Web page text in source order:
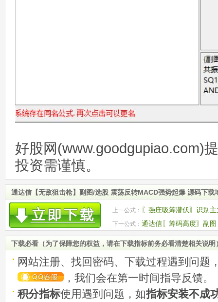
好股网(www.goodgupiao.com)
投资需谨慎。
通达信【无敌狙击枪】副图/选股 震荡反转MACD强势起爆 源码下载
上一公式： 〖强庄吸筹潜伏〗识别
的关键潜伏期
下一公式： 通达信〖筹码高度〗副
活跃度 源码
下载必看（为了保障您的权益，请在下载指标前务必看清楚相关说明
网站注册、找回密码、下载过程遇到问题
，我们会在第一时间指导反馈。
积分指标使用遇到问题，如指标安装不成